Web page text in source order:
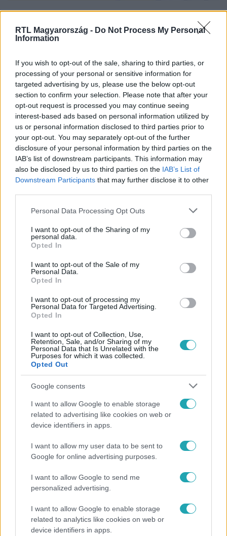
RTL Magyarország - Do Not Process My Personal
Information
If you wish to opt-out of the sale, sharing to third parties, or
processing of your personal or sensitive information for
targeted advertising by us, please use the below opt-out
section to confirm your selection. Please note that after your
opt-out request is processed you may continue seeing
interest-based ads based on personal information utilized by
us or personal information disclosed to third parties prior to
your opt-out. You may separately opt-out of the further
disclosure of your personal information by third parties on the
IAB’s list of downstream participants. This information may
also be disclosed by us to third parties on the IAB’s List of
Downstream Participants that may further disclose it to other
Please note that this website/app uses one or more Google
not limited to your visit or usage behaviour. You may click to
grant or deny consent to Google and its third-party tags to
use your data for below specified purposes in below Google
consent section.
Personal Data Processing Opt Outs
I want to opt-out of the Sharing of my
personal data.
Opted In
I want to opt-out of the Sale of my
Personal Data.
Opted In
I want to opt-out of processing my
Personal Data for Targeted Advertising.
Opted In
I want to opt-out of Collection, Use,
Retention, Sale, and/or Sharing of my
Personal Data that Is Unrelated with the
Purposes for which it was collected.
Opted Out
Google consents
I want to allow Google to enable storage
related to advertising like cookies on web or
device identifiers in apps.
I want to allow my user data to be sent to
Google for online advertising purposes.
I want to allow Google to send me
personalized advertising.
I want to allow Google to enable storage
related to analytics like cookies on web or
device identifiers in apps.
Itt állítsd be, hogy az RTL.hu az elsők között
legyen a Google-találatokban!
hírekről a Facebookon is!
FÓKUSZ #ADÁSRÉSZLETEK #SZEGED
VASÚT
Népszerű